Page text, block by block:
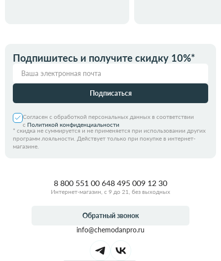
Подпишитесь и получите скидку 10%*
Подписаться
Согласен с обработкой персональных данных в соответствии
с Политикой конфиденциальности
* скидка не суммируется и не применяется при использовании других
программ лояльности. Действует только при покупке в интернет-
магазине.
8 800 551 00 648 495 009 12 30
Интернет-магазин, с 9 до 21, без выходных
Обратный звонок
info@chemodanpro.ru